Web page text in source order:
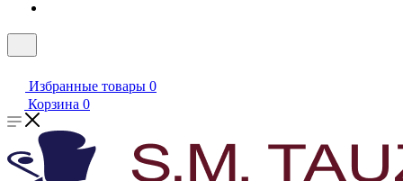
Избранные товары 0
Корзина 0